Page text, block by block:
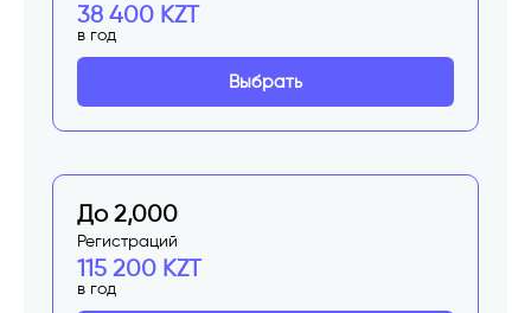
38 400 KZT
в год
Выбрать
До 2,000
Регистраций
115 200 KZT
в год